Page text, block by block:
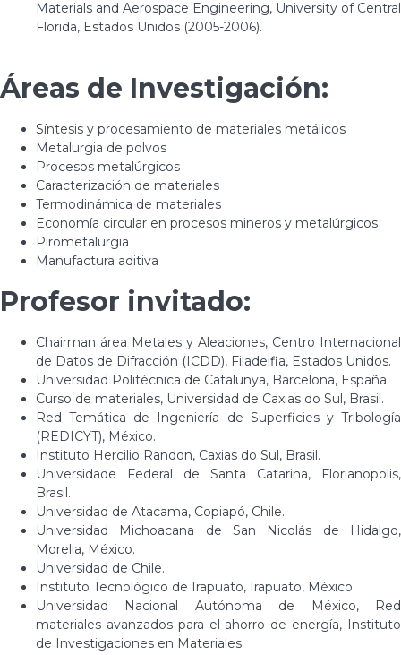
Materials and Aerospace Engineering, University of Central
Florida, Estados Unidos (2005-2006).
Áreas de Investigación:
Síntesis y procesamiento de materiales metálicos
Metalurgia de polvos
Procesos metalúrgicos
Caracterización de materiales
Termodinámica de materiales
Economía circular en procesos mineros y metalúrgicos
Pirometalurgia
Manufactura aditiva
Profesor invitado:
Chairman área Metales y Aleaciones, Centro Internacional
de Datos de Difracción (ICDD), Filadelfia, Estados Unidos.
Universidad Politécnica de Catalunya, Barcelona, España.
Curso de materiales, Universidad de Caxias do Sul, Brasil.
Red Temática de Ingeniería de Superficies y Tribología
(REDICYT), México.
Instituto Hercilio Randon, Caxias do Sul, Brasil.
Universidade Federal de Santa Catarina, Florianopolis,
Brasil.
Universidad de Atacama, Copiapó, Chile.
Universidad Michoacana de San Nicolás de Hidalgo,
Morelia, México.
Universidad de Chile.
Instituto Tecnológico de Irapuato, Irapuato, México.
Universidad Nacional Autónoma de México, Red
materiales avanzados para el ahorro de energía, Instituto
de Investigaciones en Materiales.